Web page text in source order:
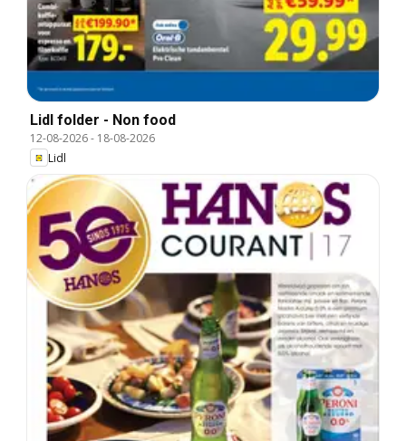
Lidl folder - Non food
12-08-2026- 18-08-2026
Lidl